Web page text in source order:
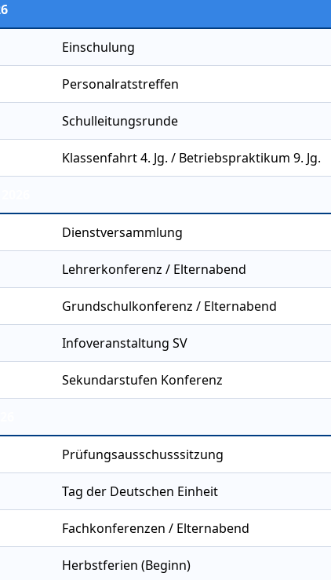
Einschulung
Personalratstreffen
Schulleitungsrunde
Klassenfahrt 4. Jg. / Betriebspraktikum 9. Jg.
Dienstversammlung
Lehrerkonferenz / Elternabend
Grundschulkonferenz / Elternabend
Infoveranstaltung SV
Sekundarstufen Konferenz
Prüfungsausschusssitzung
Tag der Deutschen Einheit
Fachkonferenzen / Elternabend
Herbstferien (Beginn)